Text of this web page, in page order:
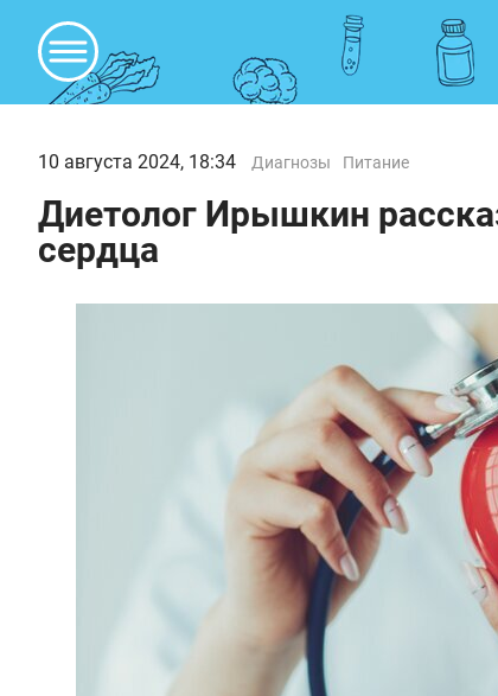
10 августа 2024, 18:34 Диагнозы Питание
Диетолог Ирышкин
сердца